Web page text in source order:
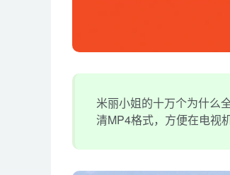
米丽小姐的十万个为什么
清MP4格式，方便在电视